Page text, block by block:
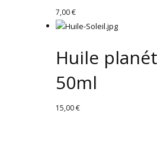
7,00€
Huile
50ml
15,00€